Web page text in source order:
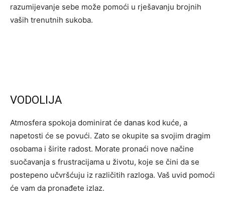
razumijevanje sebe može pomoći u rješavanju brojnih
vaših trenutnih sukoba.
VODOLIJA
Atmosfera spokoja dominirat će danas kod kuće, a
napetosti će se povući. Zato se okupite sa svojim dragim
osobama i širite radost. Morate pronaći nove načine
suočavanja s frustracijama u životu, koje se čini da se
postepeno učvršćuju iz različitih razloga. Vaš uvid pomoći
će vam da pronađete izlaz.